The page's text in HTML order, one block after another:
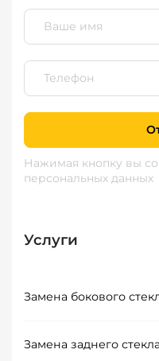
Нажимая кнопку вы
персональных данных
Услуги
Замена бокового
Замена заднего стекла